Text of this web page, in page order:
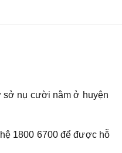
sở nụ cười nằm ở huyện
1800 6700 để được hỗ